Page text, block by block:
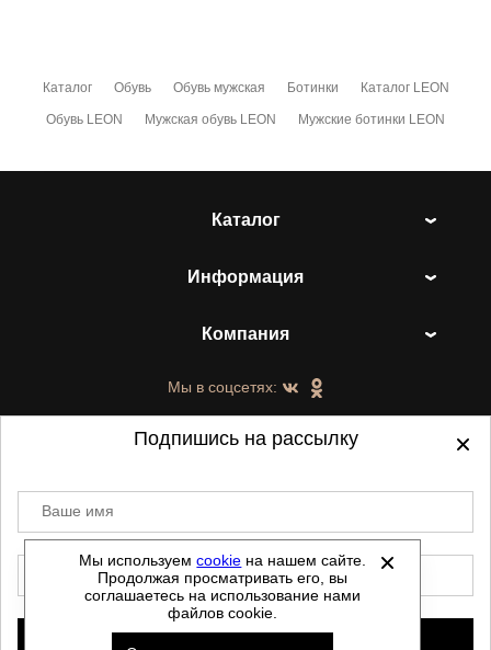
Каталог Обувь Обувь мужская Ботинки Каталог LEON
Обувь LEON Мужская обувь LEON Мужские ботинки LEON
Каталог
Информация
Компания
Мы в соцсетях:
©2021-2026 - ShoesTown.ru - все права
защищены.
Данный сайт не является интернет магазином и
не является публичной офертой.
Политика обработки персональных данных
Мы используемcookie на нашем сайте.
Продолжая просматривать его, вы
соглашаетесь на использование нами
файлов cookie.
Подпишись на рассылку
Ваше имя